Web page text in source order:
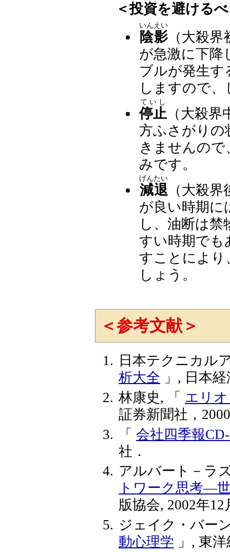
＜投資を避ける
陰影
いんえい
（大殺
が急激に下降
ブルが発生す
しますので
停止
ていし
（大殺界
方ふさがりの
きませんの
みです。
減退
げんたい
（大殺
が良い時期に
し、油断は
すい時期でも
すことにより
しょう。
＜参考文献＞
日本テクニカル
析大全 」, 日本
林康史, 「 エリ
証券新聞社，
「会社四季報
社．
アルバート－ラ
トワーク思考―
版協会, 2002年
ジェイク・バー
動心理学 」, 東